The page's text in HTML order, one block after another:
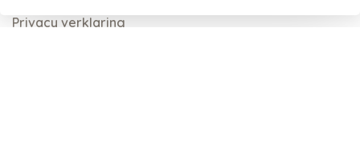
Privacy verklaring